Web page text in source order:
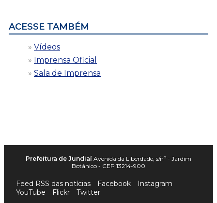
ACESSE TAMBÉM
Vídeos
Imprensa Oficial
Sala de Imprensa
Prefeitura de Jundiaí Avenida da Liberdade, s/nº - Jardim
Botânico - CEP 13214-900
Feed RSS das notícias Facebook
Instagram
YouTube
Flickr Twitter